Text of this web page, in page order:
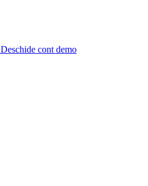
Deschide cont demo